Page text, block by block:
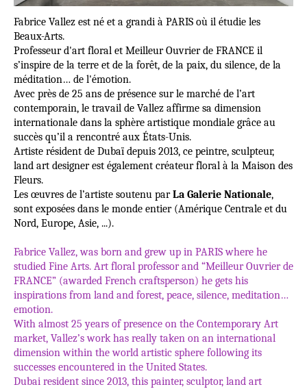
Fabrice Vallez est né et a grandi à PARIS où il étudie les
Beaux-Arts.
Professeur d'art floral et Meilleur Ouvrier de FRANCE il
s’inspire de la terre et de la forêt, de la paix, du silence, de la
méditation… de l'émotion.
Avec près de 25 ans de présence sur le marché de l’art
contemporain, le travail de Vallez affirme sa dimension
internationale dans la sphère artistique mondiale grâce au
succès qu’il a rencontré aux États-Unis.
Artiste résident de Dubaï depuis 2013, ce peintre, sculpteur,
land art designer est également créateur floral à la Maison des
Fleurs.
Les œuvres de l’artiste soutenu parLa Galerie Nationale,
sont exposées dans le monde entier (Amérique Centrale et du
Nord, Europe, Asie, ...).
Fabrice Vallez, was born and grew up in PARIS where he
studied Fine Arts. Art floral professor and “Meilleur Ouvrier de
FRANCE” (awarded French craftsperson) he gets his
inspirations from land and forest, peace, silence, meditation…
emotion.
With almost 25 years of presence on the Contemporary Art
market, Vallez’s work has really taken on an international
dimension within the world artistic sphere following its
successes encountered in the United States.
Dubai resident since 2013, this painter, sculptor, land art